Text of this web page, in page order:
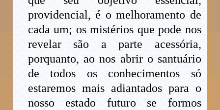
providencial, é o melhoramento de
cada um; os mistérios que pode nos
revelar são a parte acessória,
porquanto, ao nos abrir o santuário
de todos os conhecimentos só
estaremos mais adiantados para o
nosso estado futuro se formos